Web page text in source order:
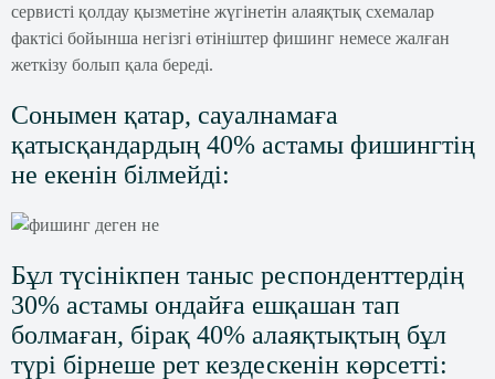
сервисті қолдау қызметіне жүгінетін алаяқтық схемалар
фактісі бойынша негізгі өтініштер фишинг немесе жалған
жеткізу болып қала береді.
Сонымен қатар, сауалнамаға
қатысқандардың 40% астамы фишингтің
не екенін білмейді:
Бұл түсінікпен таныс респонденттердің
30% астамы ондайға ешқашан тап
болмаған, бірақ 40% алаяқтықтың бұл
түрі бірнеше рет кездескенін көрсетті: